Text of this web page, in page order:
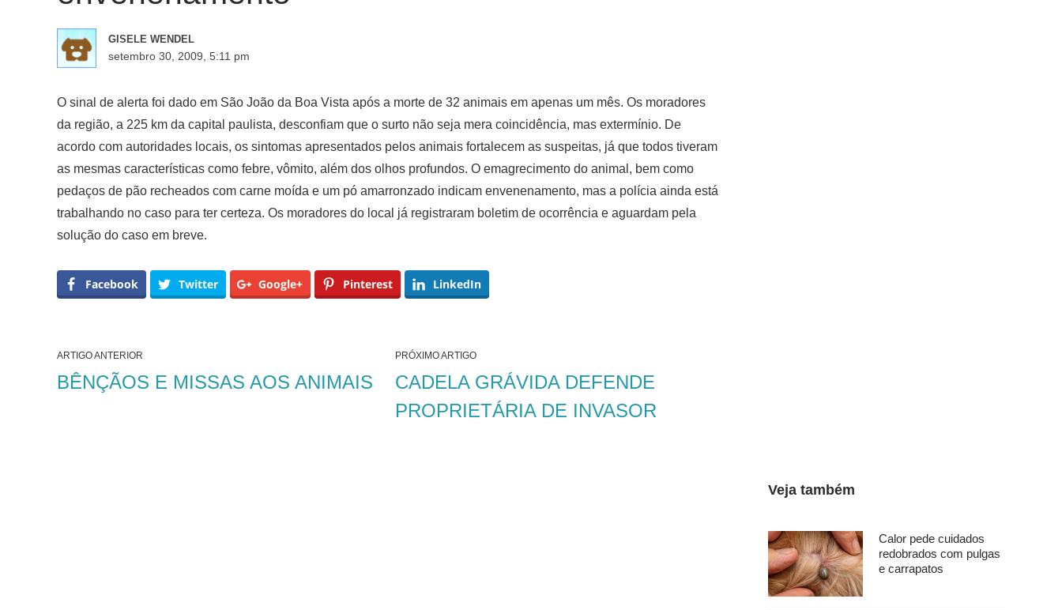
GISELE WENDEL
setembro 30, 2009, 5:11 pm
O sinal de alerta foi dado em São João da Boa Vista após a morte de 32 animais em apenas um mês. Os moradores
da região, a 225 km da capital paulista, desconfiam que o surto não seja mera coincidência, mas extermínio. De
acordo com autoridades locais, os sintomas apresentados pelos animais fortalecem as suspeitas, já que todos tiveram
as mesmas características como febre, vômito, além dos olhos profundos. O emagrecimento do animal, bem como
pedaços de pão recheados com carne moída e um pó amarronzado indicam envenenamento, mas a polícia ainda está
trabalhando no caso para ter certeza. Os moradores do local já registraram boletim de ocorrência e aguardam pela
solução do caso em breve.
Facebook Twitter Google+ Pinterest LinkedIn
ARTIGO ANTERIOR
BÊNÇÃOS E MISSAS AOS ANIMAIS
PRÓXIMO ARTIGO
CADELA GRÁVIDA DEFENDE
PROPRIETÁRIA DE INVASOR
Veja também
Calor pede cuidados
redobrados com pulgas
e carrapatos